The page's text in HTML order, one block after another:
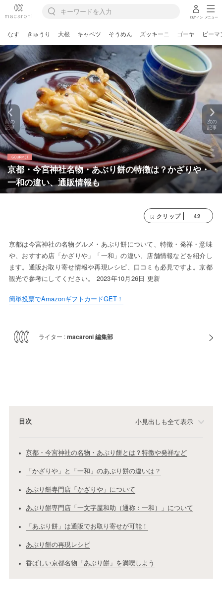
ログイン メニュー
なす きゅうり 大根 キャベツ そうめん ズッキーニ ゴーヤ ピーマ
京都・今宮神社名物・あぶり餅の特徴は？かざりや・
一和の違い、通販情報も
前の
記事
次の
記事
クリップ 42
京都は今宮神社の名物グルメ・あぶり餅について、特徴・発祥・意味
や、おすすめ店「かざりや」「一和」の違い、店舗情報などを紹介し
ます。通販お取り寄せ情報や再現レシピ、口コミも必見ですよ。京都
観光で参考にしてください。 2023年10月26日 更新
簡単投票でAmazonギフトカードGET！
ライター :macaroni 編集部
目次 小見出しも全て表示
京都・今宮神社の名物・あぶり餅とは？特徴や発祥など
「かざりや」と「一和」のあぶり餅の違いは？
あぶり餅専門店「かざりや」について
あぶり餅専門店「一文字屋和助（通称：一和）」について
「あぶり餅」は通販でお取り寄せが可能！
あぶり餅の再現レシピ
香ばしい京都名物「あぶり餅」を満喫しよう